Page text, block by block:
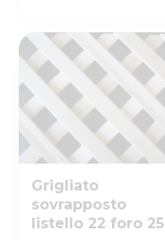
Grigliato
sovrapposto
listello 22 foro 25